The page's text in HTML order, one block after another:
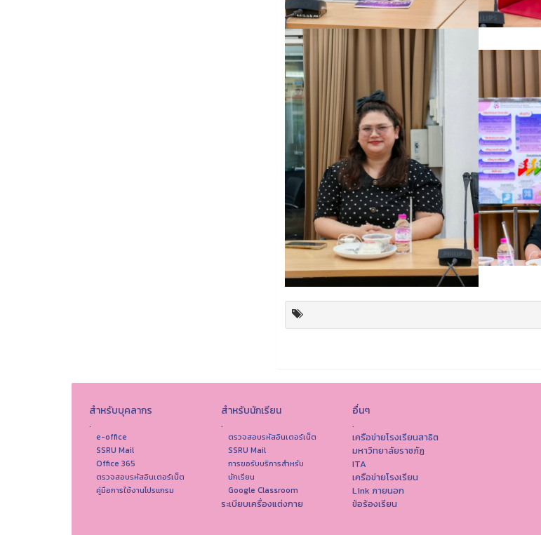
สำหรับบุคลากร
.
e-office
SSRU Mail
Office 365
ตรวจสอบรหัสอินเตอร์เน็ต
คู่มือการใช้งานโปรแกรม
สำหรับนักเรียน
.
ตรวจสอบรหัสอินเตอร์เน็ต
SSRU Mail
การขอรับบริการสำหรับ
นักเรียน
Google Classroom
ระเบียบเครื่องแต่งกาย
อื่นๆ
.
เครือข่ายโรงเรียนสาธิต
มหาวิทยาลัยราชภัฏ
ITA
เครือข่ายโรงเรียน
Link ภายนอก
ข้อร้องเรียน